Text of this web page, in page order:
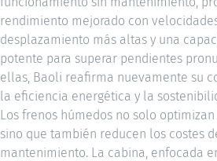
rendimiento mejorado con
desplazamiento más altas y una
potente para superar pendientes
ellas, Baoli reafirma nuevamente su
la eficiencia energética y la
Los frenos húmedos no solo optimizan
sino que también reducen los costes
mantenimiento. La cabina, enfocada